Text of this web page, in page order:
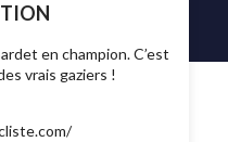
en champion. C’est
vrais gaziers !